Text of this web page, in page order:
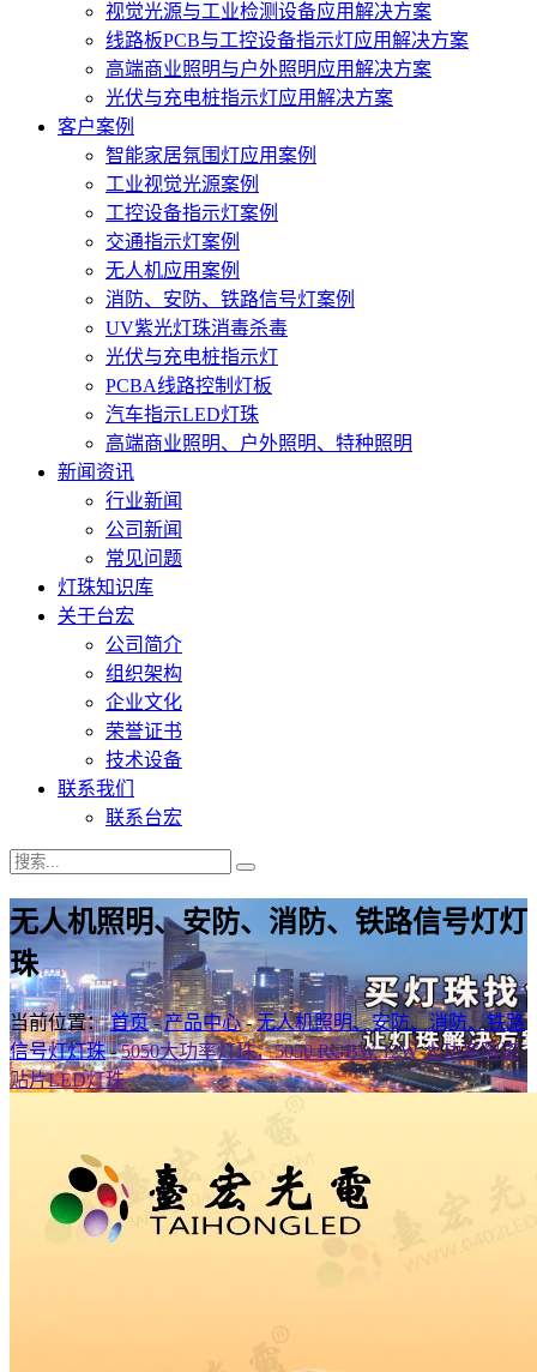
视觉光源与工业检测设备应用解决方案
线路板PCB与工控设备指示灯应用解决方案
高端商业照明与户外照明应用解决方案
光伏与充电桩指示灯应用解决方案
客户案例
智能家居氛围灯应用案例
工业视觉光源案例
工控设备指示灯案例
交通指示灯案例
无人机应用案例
消防、安防、铁路信号灯案例
UV紫光灯珠消毒杀毒
光伏与充电桩指示灯
PCBA线路控制灯板
汽车指示LED灯珠
高端商业照明、户外照明、特种照明
新闻资讯
行业新闻
公司新闻
常见问题
灯珠知识库
关于台宏
公司简介
组织架构
企业文化
荣誉证书
技术设备
联系我们
联系台宏
无人机照明、安防、消防、铁路信号灯灯
珠
当前位置：首页-产品中心-无人机照明、安防、消防、铁路
信号灯灯珠-5050大功率灯珠，5050 RGBW 12W 大功率陶瓷
贴片LED灯珠